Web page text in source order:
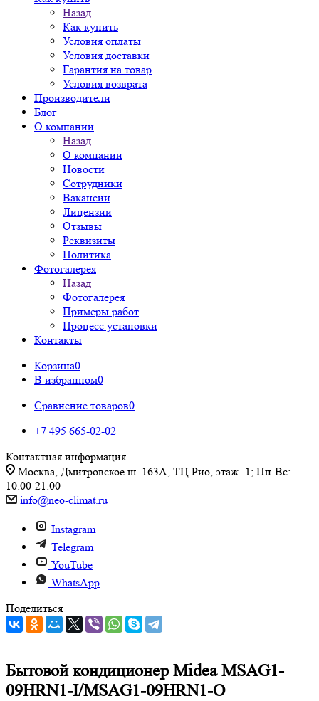
Назад
Как купить
Условия оплаты
Условия доставки
Гарантия на товар
Условия возврата
Производители
Блог
О компании
Назад
О компании
Новости
Сотрудники
Вакансии
Лицензии
Отзывы
Реквизиты
Политика
Фотогалерея
Назад
Фотогалерея
Примеры работ
Процесс установки
Контакты
Корзина0
В избранном0
Сравнение товаров0
+7 495 665-02-02
Контактная информация
Москва, Дмитровское ш. 163А, ТЦ Рио, этаж -1; Пн-Вс:
10:00-21:00
info@neo-climat.ru
Instagram
Telegram
YouTube
WhatsApp
Поделиться
Бытовой кондиционер Midea MSAG1-
09HRN1-I/MSAG1-09HRN1-O